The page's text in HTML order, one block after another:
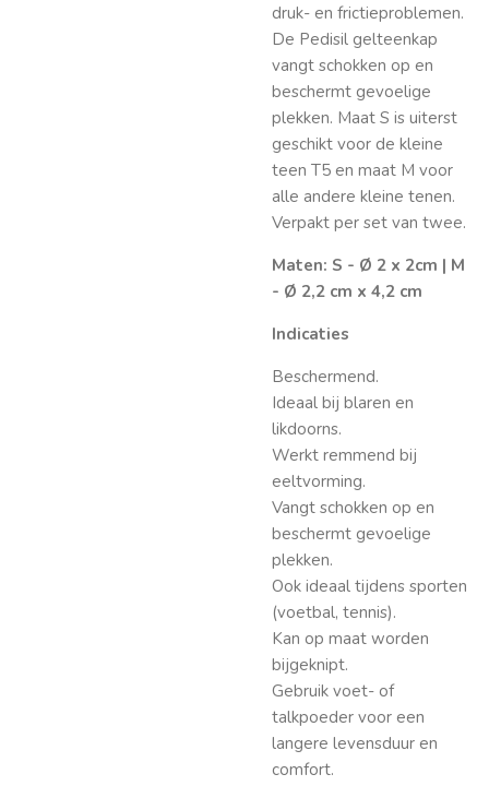
druk- en frictieproblemen.
De Pedisil gelteenkap
vangt schokken op en
beschermt gevoelige
plekken. Maat S is uiterst
geschikt voor de kleine
teen T5 en maat M voor
alle andere kleine tenen.
Verpakt per set van twee.
Maten: S - Ø 2 x 2cm | M
- Ø 2,2 cm x 4,2 cm
Indicaties
Beschermend.
Ideaal bij blaren en
likdoorns.
Werkt remmend bij
eeltvorming.
Vangt schokken op en
beschermt gevoelige
plekken.
Ook ideaal tijdens sporten
(voetbal, tennis).
Kan op maat worden
bijgeknipt.
Gebruik voet- of
talkpoeder voor een
langere levensduur en
comfort.